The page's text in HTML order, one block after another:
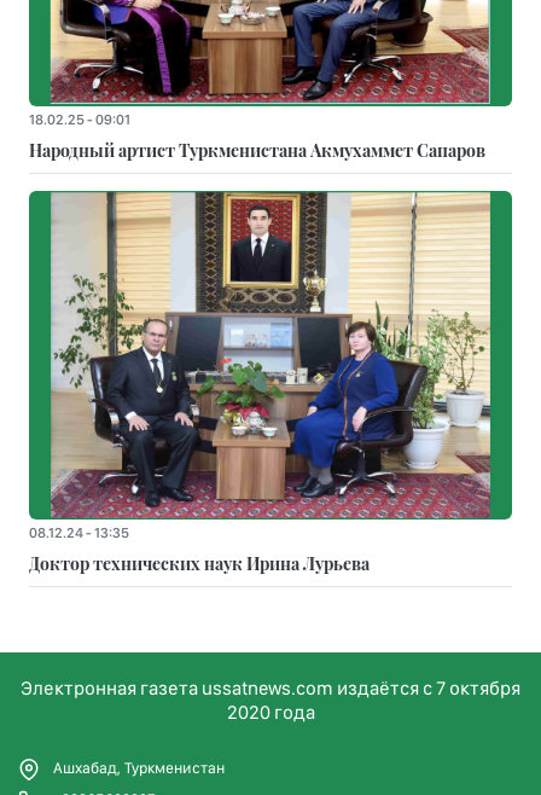
18.02.25 - 09:01
Народный артист Туркменистана Акмухаммет Сапаров
08.12.24 - 13:35
Доктор технических наук Ирина Лурьева
Электронная газета ussatnews.com издаётся с 7 октября
2020 года
Ашхабад, Туркменистан